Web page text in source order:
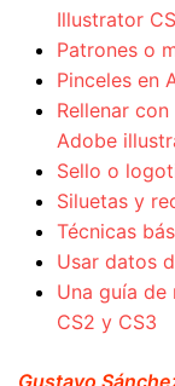
Illustrator
Patrones o
Pinceles en
Rellenar
Adobe
Sello o
Siluetas y
Técnicas
Usar datos
Una guía de
CS2 y CS3